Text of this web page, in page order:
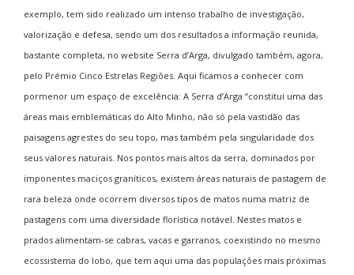
exemplo, tem sido realizado um intenso trabalho de investigação,
valorização e defesa, sendo um dos resultados a informação reunida,
bastante completa, no website Serra d’Arga, divulgado também, agora,
pelo Prémio Cinco Estrelas Regiões. Aqui ficamos a conhecer com
pormenor um espaço de excelência: A Serra d’Arga “constitui uma das
áreas mais emblemáticas do Alto Minho, não só pela vastidão das
paisagens agrestes do seu topo, mas também pela singularidade dos
seus valores naturais. Nos pontos mais altos da serra, dominados por
imponentes maciços graníticos, existem áreas naturais de pastagem de
rara beleza onde ocorrem diversos tipos de matos numa matriz de
pastagens com uma diversidade florística notável. Nestes matos e
prados alimentam-se cabras, vacas e garranos, coexistindo no mesmo
ecossistema do lobo, que tem aqui uma das populações mais próximas